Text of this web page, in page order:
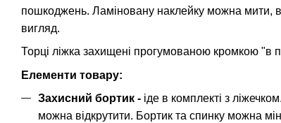
пошкоджень. Ламіновану наклейку можна мити,
вигляд.
Торці ліжка захищені прогумованою кромкою "в
Елементи товару:
Захисний бортик - іде в комплекті з
можна відкрутити. Бортик та спинку можна